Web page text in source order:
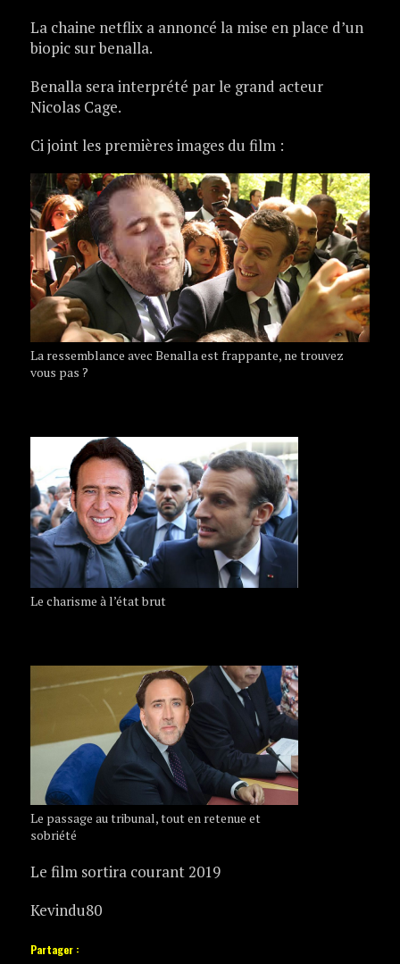
La chaine netflix a annoncé la mise en place d’un
biopic sur benalla.
Benalla sera interprété par le grand acteur
Nicolas Cage.
Ci joint les premières images du film :
La ressemblance avec Benalla est frappante, ne trouvez
vous pas ?
Le charisme à l’état brut
Le passage au tribunal, tout en retenue et
sobriété
Le film sortira courant 2019
Kevindu80
Partager :